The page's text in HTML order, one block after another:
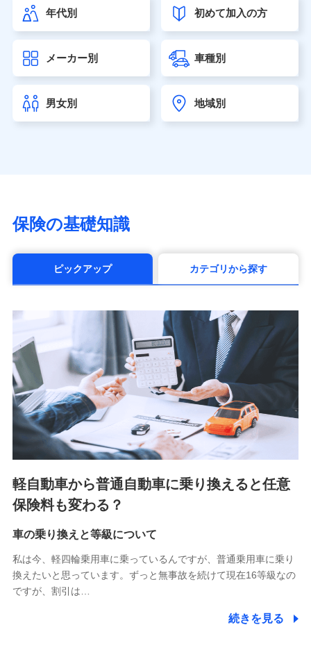
第一ネオ生命保険株式会社（https://neofirst.co.jp/）
大樹生命保険株式会社（https://www.taiju-life.co.jp）
seimei.co.jp）
チューリッヒ生命保険株式会社
東京海上日動あんしん生命保険株式会社
（https://www.tmn-anshin.co.jp/）
マニュライフ生命保険株式会社
（https://www.manulife.co.jp/）
（https://www.msa-life.co.jp/）
メットライフ生命株式会社(https://www.metlife.co.jp/)
■少額短期保険
株式会社アシロ少額短期保険 (https://kailash.co.jp/)
SBIいきいき少額短期保険会社 (https://www.i-
sedai.com/)
SBIペット少額短期保険株式会社 (https://www.sbipet-
ssi.co.jp/)
SBIリスタ少額短期保険会社
(https://www.jishin.co.jp/)
スマートプラス少額短期保険株式会社
チューリッヒ少額短期保険株式会社
(https://www.zurichssi.co.jp/)
(https://www.tokiomarine-x.co.jp/)
(https://pshoken.co.jp/)
リトルファミリー少額短期保険株式会社
(https://www.littlefamily-ssi.com/)
年代別 初めて加入の方
メーカー別 車種別
男女別 地域別
保険の基礎知識
ピックアップ カテゴリから探す
軽自動車から普通自動車に乗り換えると任意
保険料も変わる？
車の乗り換えと等級について
私は今、軽四輪乗用車に乗っているんですが、普通乗用車に乗り
換えたいと思っています。ずっと無事故を続けて現在16等級なの
ですが、割引は…
続きを見る